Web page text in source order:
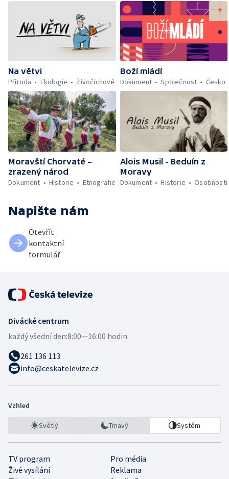
Na větvi
Příroda
Ekologie Živočichové
Boží mládí
Dokument
Společnost Česko
Moravští Chorvaté –
zrazený národ
Dokument
Historie Etnografie
Alois Musil - Beduín z
Moravy
Dokument
Historie Osobnosti
Napište nám
Otevřít
kontaktní
formulář
Divácké centrum
každý všední den:8:00—16:00 hodin
261 136 113
info@ceskatelevize.cz
Vzhled
Světlý Tmavý Systém
TV program
Pro média
Živé vysílání
Reklama